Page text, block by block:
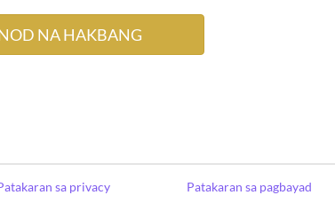
sa privacy Patakaran sa pagbayad